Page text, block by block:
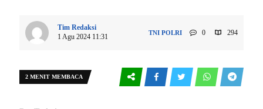
Tim Redaksi
1 Agu 2024 11:31
TNI POLRI 0 294
2 MENIT MEMBACA